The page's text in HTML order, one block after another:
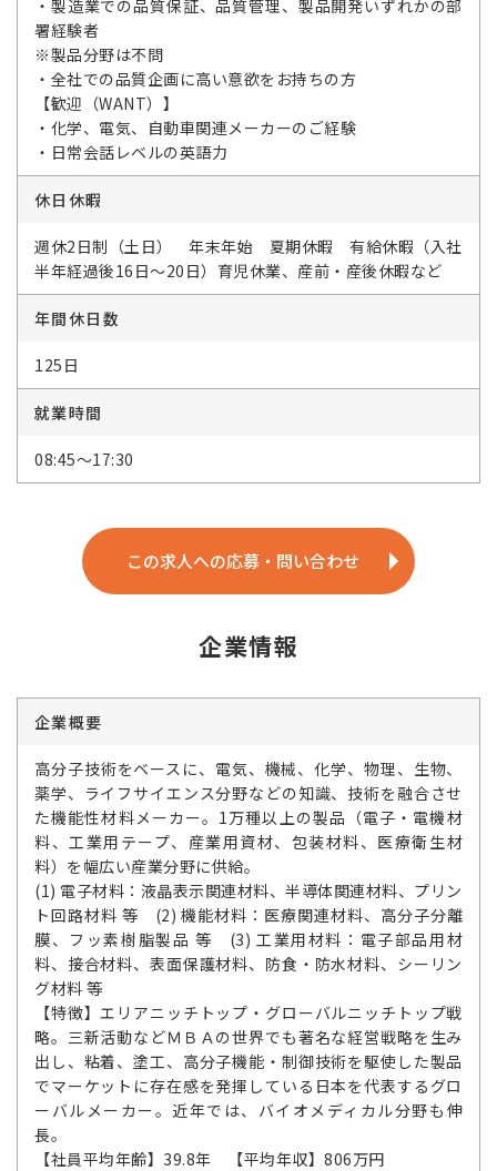
・製造業での品質保証、品質管理、製品開発いずれかの部
署経験者
※製品分野は不問
・全社での品質企画に高い意欲をお持ちの方
【歓迎（WANT）】
・化学、電気、自動車関連メーカーのご経験
・日常会話レベルの英語力
休日休暇
週休2日制（土日） 年末年始 夏期休暇 有給休暇（入社
半年経過後16日～20日）育児休業、産前・産後休暇など
年間休日数
125日
就業時間
08:45～17:30
この求人への応募・問い合わせ
企業情報
企業概要
高分子技術をベースに、電気、機械、化学、物理、生物、
薬学、ライフサイエンス分野などの知識、技術を融合させ
た機能性材料メーカー。1万種以上の製品（電子・電機材
料、工業用テープ、産業用資材、包装材料、医療衛生材
料）を幅広い産業分野に供給。
(1) 電子材料：液晶表示関連材料、半導体関連材料、プリン
ト回路材料 等 (2) 機能材料：医療関連材料、高分子分離
膜、フッ素樹脂製品 等 (3) 工業用材料：電子部品用材
料、接合材料、表面保護材料、防食・防水材料、シーリン
グ材料 等
【特徴】エリアニッチトップ・グローバルニッチトップ戦
略。三新活動などＭＢＡの世界でも著名な経営戦略を生み
出し、粘着、塗工、高分子機能・制御技術を駆使した製品
でマーケットに存在感を発揮している日本を代表するグロ
ーバルメーカー。近年では、バイオメディカル分野も伸
長。
【社員平均年齢】39.8年 【平均年収】806万円